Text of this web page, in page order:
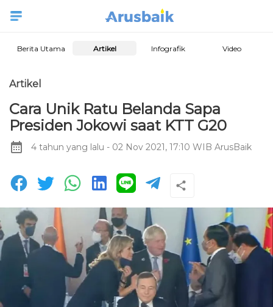
Berita Utama Artikel Infografik Video
Artikel
Cara Unik Ratu Belanda Sapa
Presiden Jokowi saat KTT G20
4 tahun yang lalu - 02 Nov 2021, 17:10 WIB ArusBaik